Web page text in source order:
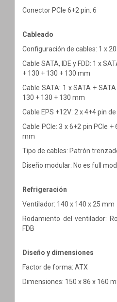
Conector PCIe 6+2 pin: 6
Cableado
Configuración de cables: 1 x
Cable SATA, IDE y FDD: 1 x
+ 130 + 130 + 130 mm
Cable SATA: 1 x SATA +
130 + 130 + 130 mm
Cable EPS +12V: 2 x 4+4 pin
Cable PCIe: 3 x 6+2 pin PCIe
mm
Tipo de cables: Patrón
Diseño modular: No es full
Refrigeración
Ventilador: 140 x 140 x 25 mm
Rodamiento del ventilador:
FDB
Diseño y dimensiones
Factor de forma: ATX
Dimensiones: 150 x 86 x 160